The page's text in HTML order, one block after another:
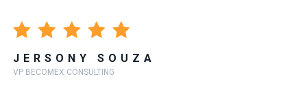
JERSONY SOUZA
VP BECOMEX CONSULTING